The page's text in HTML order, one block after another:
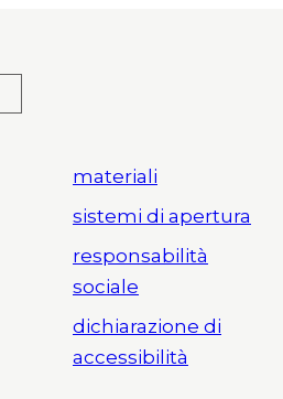
materiali
sistemi di apertura
responsabilità
sociale
dichiarazione di
accessibilità